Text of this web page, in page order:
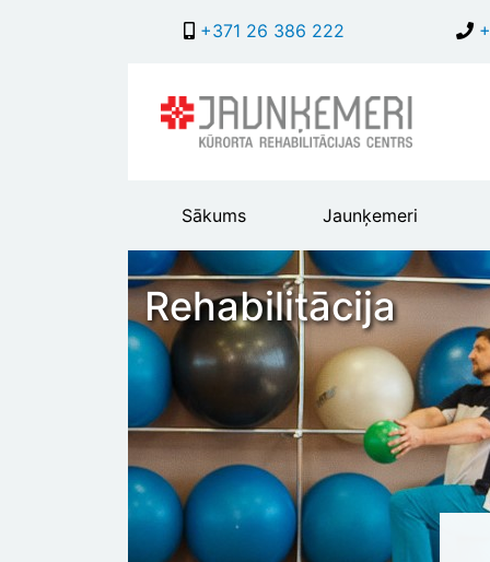
+371 26 386 222
Main
header
menu
Sākums Jaunķemeri
Rehabilitācija